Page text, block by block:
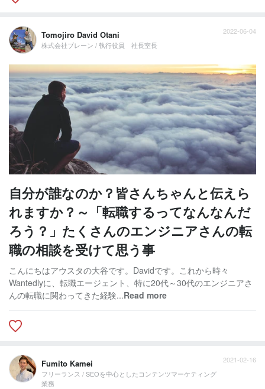
Tomojiro David Otani
株式会社ブレーン / 執行役員 社長室長
2022-06-04
自分が誰なのか？皆さんちゃんと伝えら
れますか？～「転職するってなんなんだ
ろう？」たくさんのエンジニアさんの転
職の相談を受けて思う事
こんにちはアウスタの大谷です。Davidです。これから時々
Wantedlyに、転職エージェント、特に20代～30代のエンジニアさ
んの転職に関わってきた経験...Read more
Fumito Kamei
フリーランス / SEOを中心としたコンテンツマーケティング
業務
2021-02-16